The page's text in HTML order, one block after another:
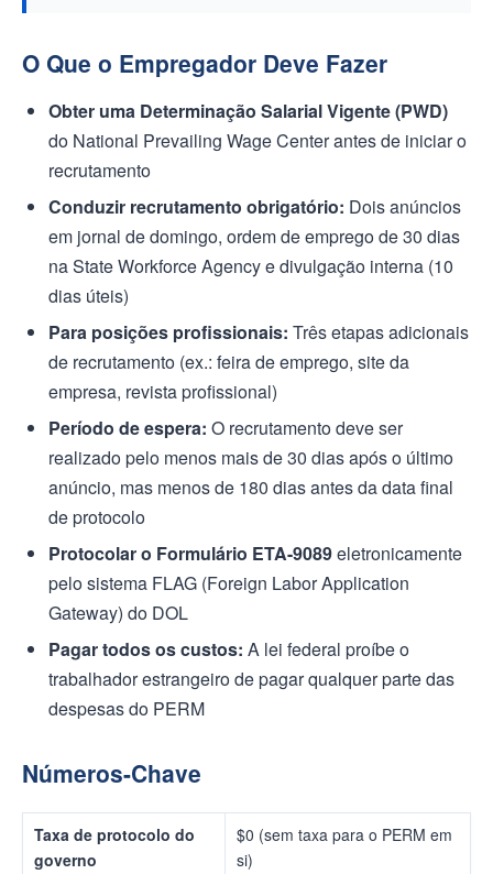
O Que o Empregador Deve Fazer
Obter uma Determinação Salarial Vigente (PWD)
do National Prevailing Wage Center antes de iniciar o
recrutamento
Conduzir recrutamento obrigatório: Dois anúncios
em jornal de domingo, ordem de emprego de 30 dias
na State Workforce Agency e divulgação interna (10
dias úteis)
Para posições profissionais: Três etapas adicionais
de recrutamento (ex.: feira de emprego, site da
empresa, revista profissional)
Período de espera: O recrutamento deve ser
realizado pelo menos mais de 30 dias após o último
anúncio, mas menos de 180 dias antes da data final
de protocolo
Protocolar o Formulário ETA-9089eletronicamente
pelo sistema FLAG (Foreign Labor Application
Gateway) do DOL
Pagar todos os custos: A lei federal proíbe o
trabalhador estrangeiro de pagar qualquer parte das
despesas do PERM
Números-Chave
Taxa de protocolo do
governo
$0 (sem taxa para o PERM em
si)